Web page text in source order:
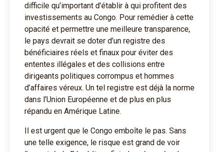
difficile qu’important d’établir à qui profitent des
investissements au Congo. Pour remédier à cette
opacité et permettre une meilleure transparence,
le pays devrait se doter d’un registre des
bénéficiaires réels et finaux pour éviter des
ententes illégales et des collisions entre
dirigeants politiques corrompus et hommes
d’affaires véreux. Un tel registre est déjà la norme
dans l’Union Européenne et de plus en plus
répandu en Amérique Latine.
Il est urgent que le Congo emboîte le pas. Sans
une telle exigence, le risque est grand de voir